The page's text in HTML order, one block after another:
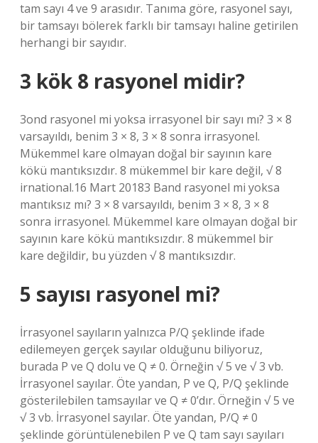
tam sayı 4 ve 9 arasıdır. Tanıma göre, rasyonel sayı,
bir tamsayı bölerek farklı bir tamsayı haline getirilen
herhangi bir sayıdır.
3 kök 8 rasyonel midir?
3ond rasyonel mi yoksa irrasyonel bir sayı mı? 3 × 8
varsayıldı, benim 3 × 8, 3 × 8 sonra irrasyonel.
Mükemmel kare olmayan doğal bir sayının kare
kökü mantıksızdır. 8 mükemmel bir kare değil, √ 8
irnational.16 Mart 20183 Band rasyonel mi yoksa
mantıksız mı? 3 × 8 varsayıldı, benim 3 × 8, 3 × 8
sonra irrasyonel. Mükemmel kare olmayan doğal bir
sayının kare kökü mantıksızdır. 8 mükemmel bir
kare değildir, bu yüzden √ 8 mantıksızdır.
5 sayısı rasyonel mi?
İrrasyonel sayıların yalnızca P/Q şeklinde ifade
edilemeyen gerçek sayılar olduğunu biliyoruz,
burada P ve Q dolu ve Q ≠ 0. Örneğin √ 5 ve √ 3 vb.
İrrasyonel sayılar. Öte yandan, P ve Q, P/Q şeklinde
gösterilebilen tamsayılar ve Q ≠ 0’dır. Örneğin √ 5 ve
√ 3 vb. İrrasyonel sayılar. Öte yandan, P/Q ≠ 0
şeklinde görüntülenebilen P ve Q tam sayı sayıları